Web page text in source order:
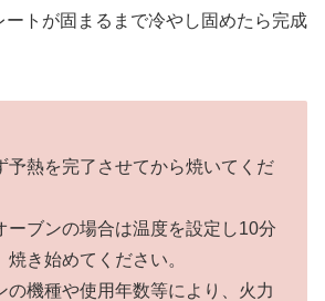
ートが固まるまで冷やし固めたら完成
予熱を完了させてから焼いてくだ
ーブンの場合は温度を設定し10分
き始めてください。
の機種や使用年数等により、火力